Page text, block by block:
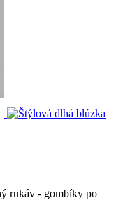
rukáv - gombíky po